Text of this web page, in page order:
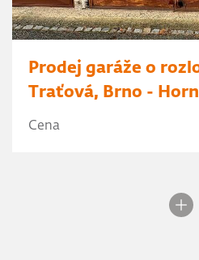
Prodej garáže o
Traťová, Brno -
Cena